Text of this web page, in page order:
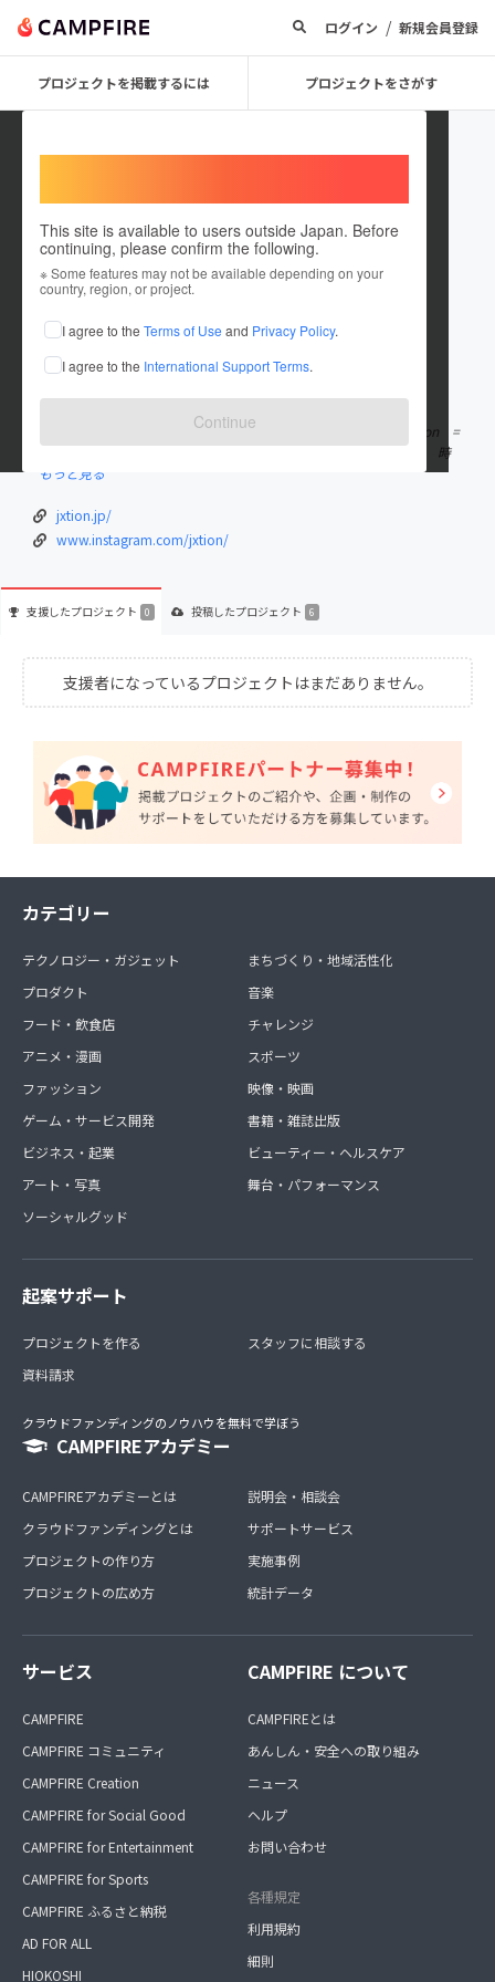
ログイン / 新規会員登録
プロジェクトを掲載するには プロジェクトをさがす
This site is available to users outside Japan. Before
continuing, please confirm the following.
※ Some features may not be available depending on your
country, region, or project.
I agree to the Terms of Use and Privacy Policy.
I agree to the International Support Terms.
Continue
JXTION
これまでに6件のプロジェクトを投稿しています
在住国：日本 現在地：東京都
出身国：日本 出身地：東京都
JXTION (ジェクション) というブランド japan + next + ～tion =
JXTION ブランド名は “次の日本に動作する” という意味の造語。 時
もっと見る
jxtion.jp/
www.instagram.com/jxtion/
支援したプロジェクト 0 投稿したプロジェクト 6
支援者になっているプロジェクトはまだありません。
カテゴリー
テクノロジー・ガジェット
プロダクト
フード・飲食店
アニメ・漫画
ファッション
ゲーム・サービス開発
ビジネス・起業
アート・写真
ソーシャルグッド
まちづくり・地域活性化
音楽
チャレンジ
スポーツ
映像・映画
書籍・雑誌出版
ビューティー・ヘルスケア
舞台・パフォーマンス
起案サポート
プロジェクトを作る
資料請求
スタッフに相談する
クラウドファンディングのノウハウを無料で学ぼう
CAMPFIREアカデミー
CAMPFIREアカデミーとは
クラウドファンディングとは
プロジェクトの作り方
プロジェクトの広め方
説明会・相談会
サポートサービス
実施事例
統計データ
サービス
CAMPFIRE
CAMPFIRE コミュニティ
CAMPFIRE Creation
CAMPFIRE for Social Good
CAMPFIRE for Entertainment
CAMPFIRE for Sports
CAMPFIRE ふるさと納税
AD FOR ALL
HIOKOSHI
CAMPFIRE について
CAMPFIREとは
あんしん・安全への取り組み
ニュース
ヘルプ
お問い合わせ
各種規定
利用規約
細則